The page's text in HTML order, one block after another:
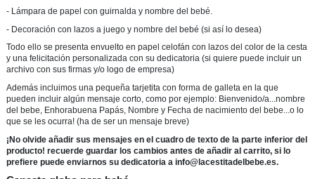
- Lámpara de papel con guirnalda y nombre del bebé.
- Decoración con lazos a juego y nombre del bebé (si así lo desea)
Todo ello se presenta envuelto en papel celofán con lazos del color de la cesta
y una felicitación personalizada con su dedicatoria (si quiere puede incluir un
archivo con sus firmas y/o logo de empresa)
Además incluimos una pequeña tarjetita con forma de galleta en la que
pueden incluir algún mensaje corto, como por ejemplo: Bienvenido/a...nombre
del bebe, Enhorabuena Papás, Nombre y Fecha de nacimiento del bebe...o lo
que se les ocurra! (ha de ser un mensaje breve)
¡No olvide añadir sus mensajes en el cuadro de texto de la parte inferior del
producto! recuerde guardar los cambios antes de añadir al carrito, si lo
prefiere puede enviarnos su dedicatoria a info@lacestitadelbebe.es.